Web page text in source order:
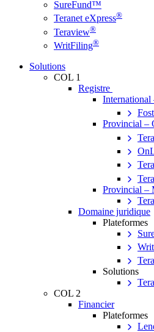
SureFund™
Teranet eXpress®
Teraview®
WritFiling®
Solutions
COL 1
Registre
International
Provincial –
Provincial –
Domaine juridique
Plateformes
Solutions
COL 2
Financier
Plateformes